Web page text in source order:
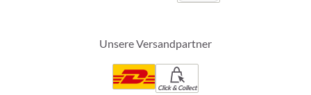
Unsere Versandpartner
Click & Collect